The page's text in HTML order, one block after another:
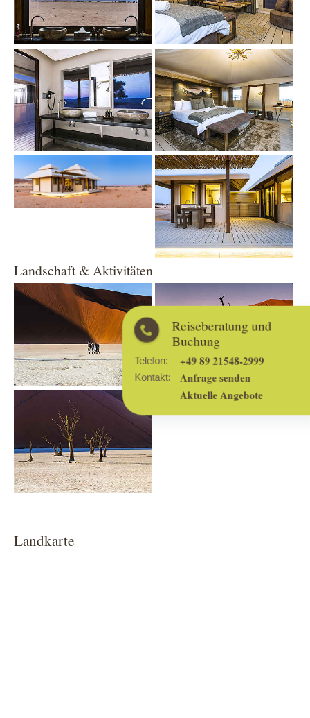
Reiseberatung und
Buchung
Telefon: +49 89 21548-2999
Kontakt:
Anfrage senden
Aktuelle Angebote
Show larger version Show larger version
Show larger version Show larger version
Landschaft & Aktivitäten
Show larger version Show larger version
Show larger version
Landkarte